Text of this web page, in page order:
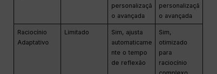
personalizaçã
o avançada
personalizaçã
o avançada
Raciocínio
Adaptativo
Limitado
Sim, ajusta
automaticame
nte o tempo
de reflexão
Sim,
otimizado
para
raciocínio